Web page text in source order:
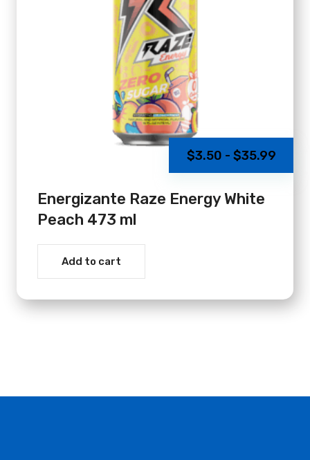
$3.50 - $35.99
de
Energizante Raze Energy White
Peach 473 ml
Add to cart